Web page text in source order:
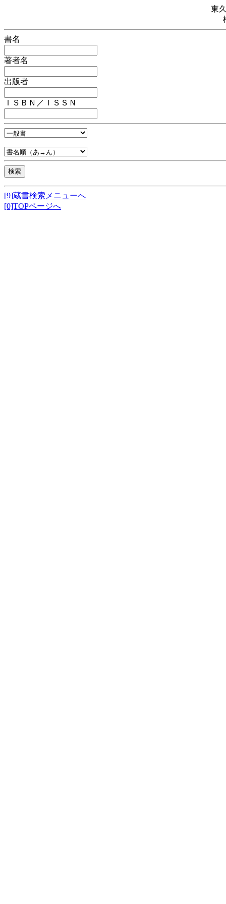
東
書名
著者名
出版者
ＩＳＢＮ／ＩＳＳＮ
[9]蔵書検索メニューへ
[0]TOPページへ